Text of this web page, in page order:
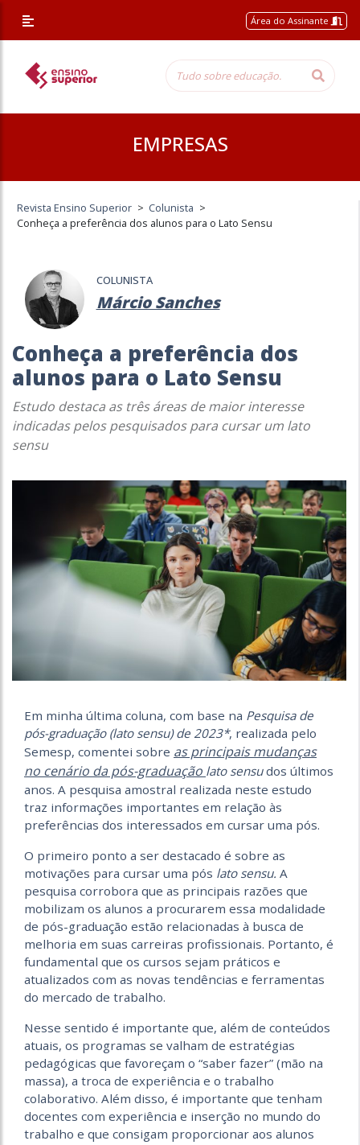
Área do Assinante
EMPRESAS
Revista Ensino Superior > Colunista >
Conheça a preferência dos alunos para o Lato Sensu
COLUNISTA
Márcio Sanches
Conheça a preferência dos
alunos para o Lato Sensu
Estudo destaca as três áreas de maior interesse
indicadas pelos pesquisados para cursar um lato
sensu
Em minha última coluna, com base na Pesquisa de
pós-graduação (lato sensu) de 2023*, realizada pelo
Semesp, comentei sobre as principais mudanças
no cenário da pós-graduação lato sensudos últimos
anos. A pesquisa amostral realizada neste estudo
traz informações importantes em relação às
preferências dos interessados em cursar uma pós.
O primeiro ponto a ser destacado é sobre as
motivações para cursar uma pós lato sensu. A
pesquisa corrobora que as principais razões que
mobilizam os alunos a procurarem essa modalidade
de pós-graduação estão relacionadas à busca de
melhoria em suas carreiras profissionais. Portanto, é
fundamental que os cursos sejam práticos e
atualizados com as novas tendências e ferramentas
do mercado de trabalho.
Nesse sentido é importante que, além de conteúdos
atuais, os programas se valham de estratégias
pedagógicas que favoreçam o “saber fazer” (mão na
massa), a troca de experiência e o trabalho
colaborativo. Além disso, é importante que tenham
docentes com experiência e inserção no mundo do
trabalho e que consigam proporcionar aos alunos